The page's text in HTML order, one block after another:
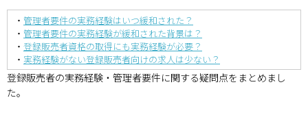
・ 管理者要件の実務経験はいつ緩和された？
・ 管理者要件の実務経験が緩和された背景は？
・ 登録販売者資格の取得にも実務経験が必要？
・ 実務経験がない登録販売者向けの求人は少ない？
登録販売者の実務経験・管理者要件に関する疑問点をまとめまし
た。